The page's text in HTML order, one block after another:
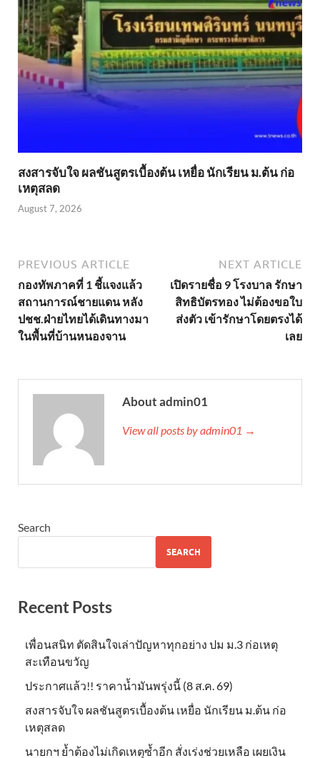
สงสารจับใจ ผลชันสูตรเบื้องต้น เหยื่อ นักเรียน ม.ต้น ก่อ
เหตุสลด
August 7, 2026
PREVIOUS ARTICLE
กองทัพภาคที่ 1 ชี้แจงแล้ว
สถานการณ์ชายแดน หลัง
ปชช.ฝ่ายไทยได้เดินทางมา
ในพื้นที่บ้านหนองจาน
NEXT ARTICLE
เปิดรายชื่อ 9 โรงบาล รักษา
สิทธิบัตรทอง ไม่ต้องขอใบ
ส่งตัว เข้ารักษาโดยตรงได้
เลย
About admin01
View all posts by admin01 →
Search
SEARCH
Recent Posts
เพื่อนสนิท ตัดสินใจเล่าปัญหาทุกอย่าง ปม ม.3 ก่อเหตุ
สะเทือนขวัญ
ประกาศแล้ว!! ราคาน้ำมันพรุ่งนี้ (8 ส.ค. 69)
สงสารจับใจ ผลชันสูตรเบื้องต้น เหยื่อ นักเรียน ม.ต้น ก่อ
เหตุสลด
นายกฯ ย้ำต้องไม่เกิดเหตุซ้ำอีก สั่งเร่งช่วยเหลือ เผยเงิน